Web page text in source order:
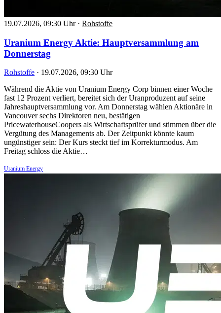
19.07.2026, 09:30 Uhr · Rohstoffe
Uranium Energy Aktie: Hauptversammlung am
Donnerstag
Rohstoffe · 19.07.2026, 09:30 Uhr
Während die Aktie von Uranium Energy Corp binnen einer Woche
fast 12 Prozent verliert, bereitet sich der Uranproduzent auf seine
Jahreshauptversammlung vor. Am Donnerstag wählen Aktionäre in
Vancouver sechs Direktoren neu, bestätigen
PricewaterhouseCoopers als Wirtschaftsprüfer und stimmen über die
Vergütung des Managements ab. Der Zeitpunkt könnte kaum
ungünstiger sein: Der Kurs steckt tief im Korrekturmodus. Am
Freitag schloss die Aktie…
Uranium Energy